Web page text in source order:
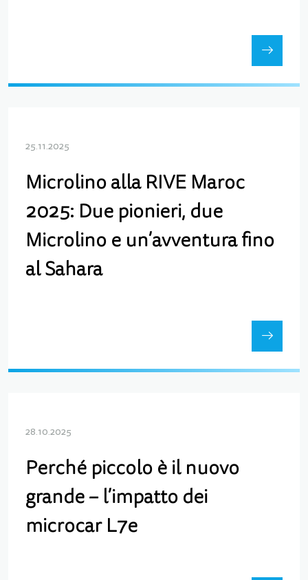
25.11.2025
Microlino alla RIVE Maroc
2025: Due pionieri, due
Microlino e un’avventura fino
al Sahara
28.10.2025
Perché piccolo è il nuovo
grande – l’impatto dei
microcar L7e